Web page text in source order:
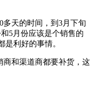
天的时间，到3月下旬
5月份应该是个销售的
利好的事情。
商和渠道商都要补货，这